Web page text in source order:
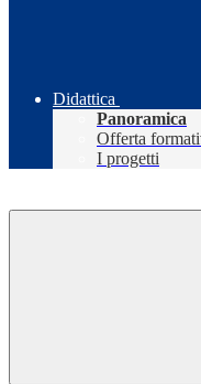
Didattica
Panoramica
Offerta
I progetti